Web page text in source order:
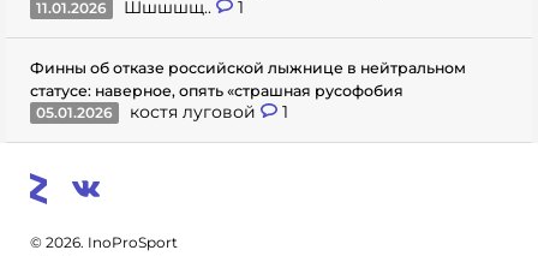
11.01.2026
Шшшшщ.. 1
Финны об отказе российской лыжнице в нейтральном
статусе: наверное, опять «страшная русофобия
05.01.2026
костя луговой 1
© 2026. InoProSport